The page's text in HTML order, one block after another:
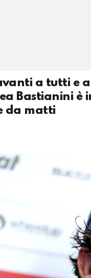
a tutti e
Bastianini
da matti